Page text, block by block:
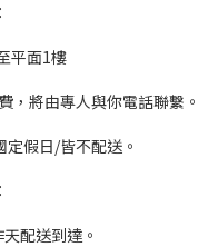
平面1樓
將由專人與你電話聯繫。
假日/皆不配送。
配送到達。